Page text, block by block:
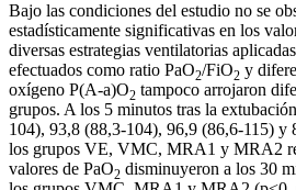
Bajo las condiciones del estudio no se
estadísticamente significativas en los
diversas estrategias ventilatorias
efectuados como ratio PaO2/FiO2 y
oxígeno P(A-a)O2 tampoco arrojaron
grupos. A los 5 minutos tras la
104), 93,8 (88,3-104), 96,9 (86,6-115) y
los grupos VE, VMC, MRA1 y MRA2
valores de PaO2 disminuyeron a los 30